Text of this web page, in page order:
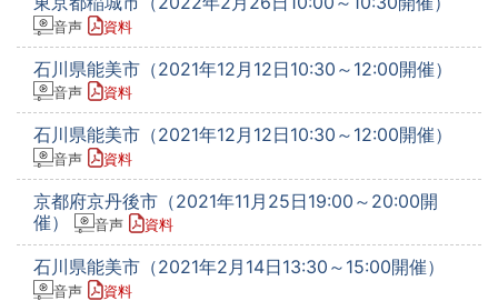
音声 資料
石川県能美市（2021年12月12日10:30～12:00開催）
音声 資料
石川県能美市（2021年12月12日10:30～12:00開催）
音声 資料
京都府京丹後市（2021年11月25日19:00～20:00開
催）
音声 資料
石川県能美市（2021年2月14日13:30～15:00開催）
音声 資料